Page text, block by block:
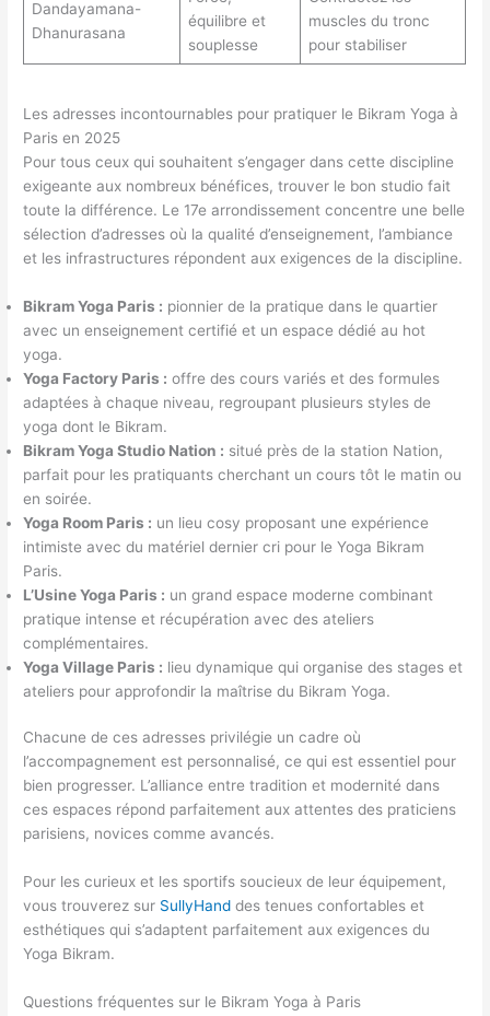
Dandayamana-
Dhanurasana
équilibre et
souplesse
muscles du tronc
pour stabiliser
Les adresses incontournables pour pratiquer le Bikram Yoga à
Paris en 2025
Pour tous ceux qui souhaitent s’engager dans cette discipline
exigeante aux nombreux bénéfices, trouver le bon studio fait
toute la différence. Le 17e arrondissement concentre une belle
sélection d’adresses où la qualité d’enseignement, l’ambiance
et les infrastructures répondent aux exigences de la discipline.
Bikram Yoga Paris : pionnier de la pratique dans le quartier
avec un enseignement certifié et un espace dédié au hot
yoga.
Yoga Factory Paris : offre des cours variés et des formules
adaptées à chaque niveau, regroupant plusieurs styles de
yoga dont le Bikram.
Bikram Yoga Studio Nation : situé près de la station Nation,
parfait pour les pratiquants cherchant un cours tôt le matin ou
en soirée.
Yoga Room Paris : un lieu cosy proposant une expérience
intimiste avec du matériel dernier cri pour le Yoga Bikram
Paris.
L’Usine Yoga Paris : un grand espace moderne combinant
pratique intense et récupération avec des ateliers
complémentaires.
Yoga Village Paris : lieu dynamique qui organise des stages et
ateliers pour approfondir la maîtrise du Bikram Yoga.
Chacune de ces adresses privilégie un cadre où
l’accompagnement est personnalisé, ce qui est essentiel pour
bien progresser. L’alliance entre tradition et modernité dans
ces espaces répond parfaitement aux attentes des praticiens
parisiens, novices comme avancés.
Pour les curieux et les sportifs soucieux de leur équipement,
vous trouverez sur SullyHand des tenues confortables et
esthétiques qui s’adaptent parfaitement aux exigences du
Yoga Bikram.
Questions fréquentes sur le Bikram Yoga à Paris